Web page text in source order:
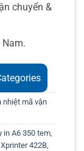
chuyển &
nhiệt mã vận
in A6 350 tem,
422B,